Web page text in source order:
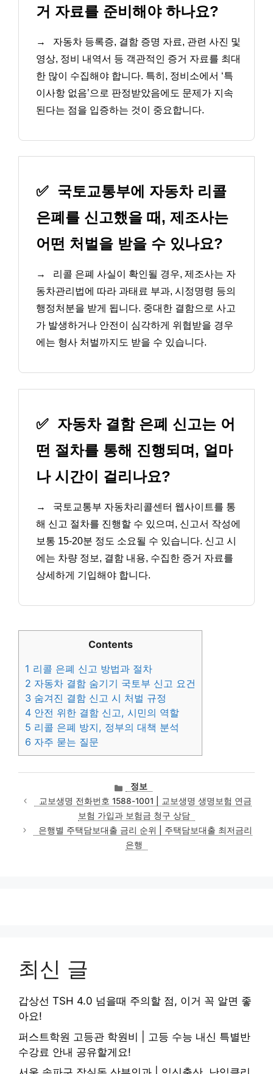
거 자료를 준비해야 하나요?
→
자동차 등록증, 결함 증명 자료, 관련 사진 및
영상, 정비 내역서 등 객관적인 증거 자료를 최대
한 많이 수집해야 합니다. 특히, 정비소에서 ‘특
이사항 없음’으로 판정받았음에도 문제가 지속
된다는 점을 입증하는 것이 중요합니다.
✅ 국토교통부에 자동차 리콜
은폐를 신고했을 때, 제조사는
어떤 처벌을 받을 수 있나요?
→
리콜 은폐 사실이 확인될 경우, 제조사는 자
동차관리법에 따라 과태료 부과, 시정명령 등의
행정처분을 받게 됩니다. 중대한 결함으로 사고
가 발생하거나 안전이 심각하게 위협받을 경우
에는 형사 처벌까지도 받을 수 있습니다.
✅ 자동차 결함 은폐 신고는 어
떤 절차를 통해 진행되며, 얼마
나 시간이 걸리나요?
→
국토교통부 자동차리콜센터 웹사이트를 통
해 신고 절차를 진행할 수 있으며, 신고서 작성에
보통 15-20분 정도 소요될 수 있습니다. 신고 시
에는 차량 정보, 결함 내용, 수집한 증거 자료를
상세하게 기입해야 합니다.
Contents
1 리콜 은폐 신고 방법과 절차
2 자동차 결함 숨기기 국토부 신고 요건
3 숨겨진 결함 신고 시 처벌 규정
4 안전 위한 결함 신고, 시민의 역할
5 리콜 은폐 방지, 정부의 대책 분석
6 자주 묻는 질문
카
테
고
리
정보
교보생명 전화번호 1588-1001 | 교보생명 생명보험 연금
보험 가입과 보험금 청구 상담
은행별 주택담보대출 금리 순위 | 주택담보대출 최저금리
은행
최신 글
갑상선 TSH 4.0 넘을때 주의할 점, 이거 꼭 알면 좋
아요!
퍼스트학원 고등관 학원비 | 고등 수능 내신 특별반
수강료 안내 공유할게요!